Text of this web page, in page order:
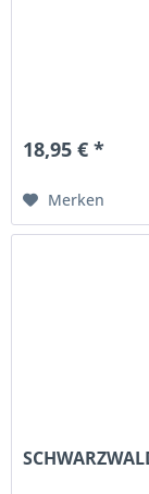
18,95 € *
Merken